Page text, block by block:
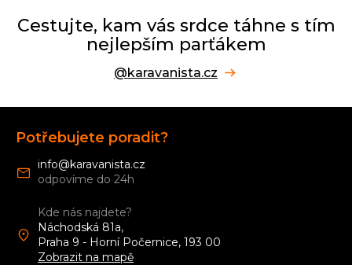
Cestujte, kam vás srdce táhne s tím
nejlepším parťákem
@karavanista.cz
Potřebujete poradit?
info@karavanista.cz
Kde nás najdete?
Náchodská 81a,
Praha 9 - Horní Počernice, 193 00
Zobrazit na mapě